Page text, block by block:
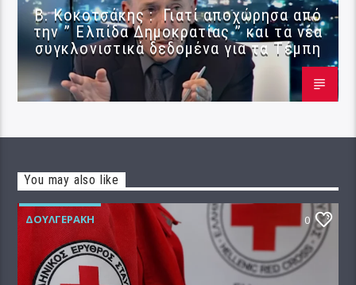
Β. Κοκοτσάκης : Γιατί αποχώρησα από
την ” Ελπίδα Δημοκρατίας ” και τα νέα
συγκλονιστικά δεδομένα για τα Τέμπη
You may also like
ΔΟΥΛΓΕΡΆΚΗ 0